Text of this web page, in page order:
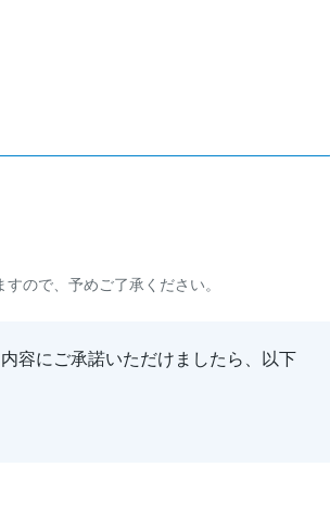
ので、予めご了承ください。
容にご承諾いただけましたら、以下